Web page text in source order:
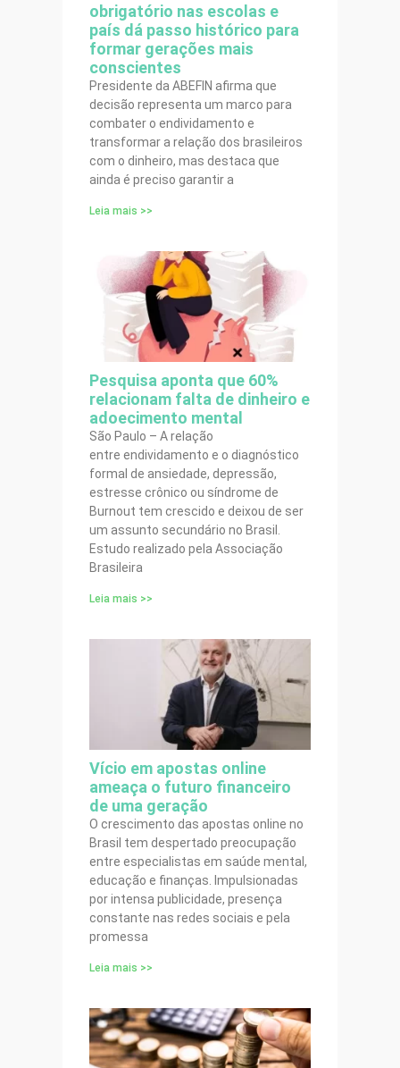
obrigatório nas escolas e
país dá passo histórico para
formar gerações mais
conscientes
Presidente da ABEFIN afirma que
decisão representa um marco para
combater o endividamento e
transformar a relação dos brasileiros
com o dinheiro, mas destaca que
ainda é preciso garantir a
Leia mais >>
Pesquisa aponta que 60%
relacionam falta de dinheiro e
adoecimento mental
São Paulo – A relação
entre endividamento e o diagnóstico
formal de ansiedade, depressão,
estresse crônico ou síndrome de
Burnout tem crescido e deixou de ser
um assunto secundário no Brasil.
Estudo realizado pela Associação
Brasileira
Leia mais >>
Vício em apostas online
ameaça o futuro financeiro
de uma geração
O crescimento das apostas online no
Brasil tem despertado preocupação
entre especialistas em saúde mental,
educação e finanças. Impulsionadas
por intensa publicidade, presença
constante nas redes sociais e pela
promessa
Leia mais >>